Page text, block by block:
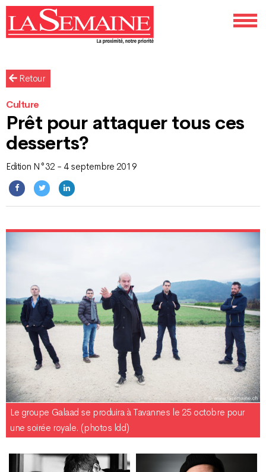
Retour
Culture
Prêt pour attaquer tous ces
desserts?
Edition N°32 - 4 septembre 2019
Le groupe Galaad se produira à Tavannes le 25 octobre pour
une soirée royale. (photos ldd)